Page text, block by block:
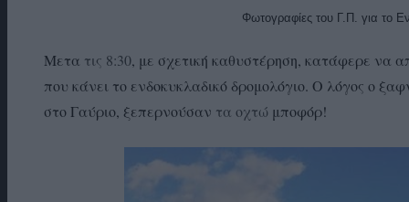
Φωτογραφίες του Γ.Π. για το
Μετα τις 8:30, με σχετική καθυστέρηση, κατάφερε να
που κάνει το ενδοκυκλαδικό δρομολόγιο. Ο λόγος ο
στο Γαύριο, ξεπερνούσαν τα οχτώ μποφόρ!